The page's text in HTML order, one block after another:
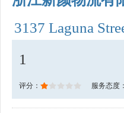
3137 Laguna
1
评分： 服务态度：